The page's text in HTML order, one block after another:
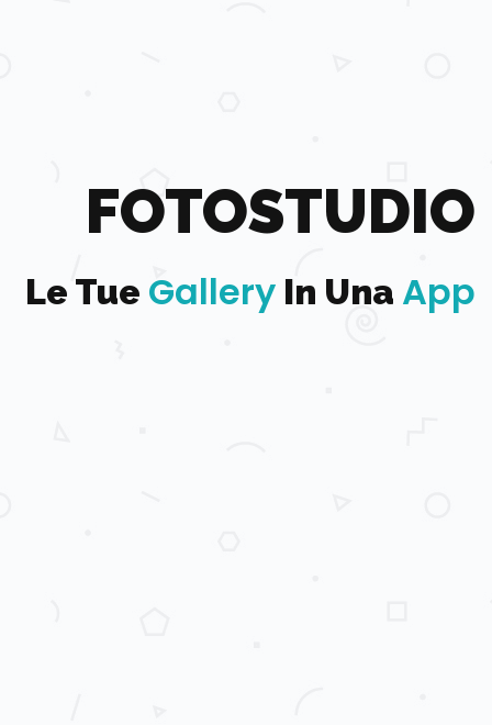
FOTOSTUDIO
Le Tue Gallery In Una App